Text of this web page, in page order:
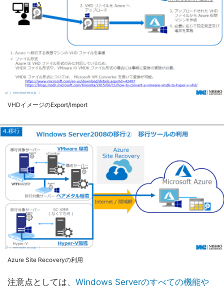
VHDイメージのExport/Import
Azure Site Recoveryの利用
注意点としては、 Windows Serverのすべての機能や